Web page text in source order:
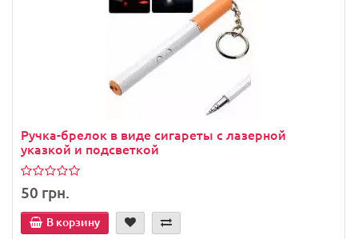
Ручка-брелок в виде сигареты с лазерной
указкой и подсветкой
50 грн.
В корзину